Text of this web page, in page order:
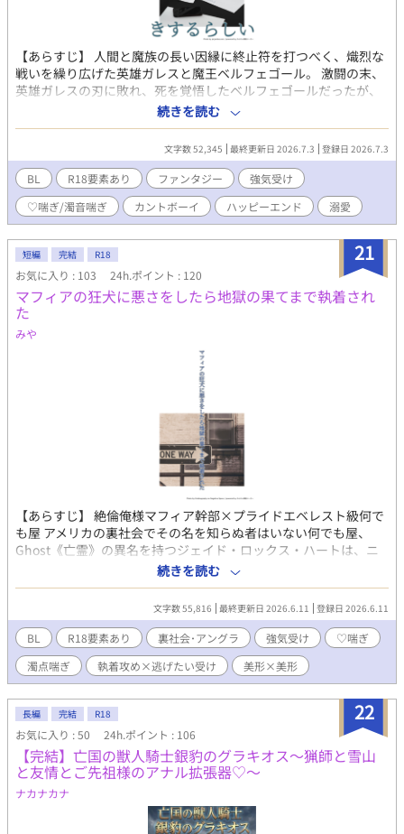
【あらすじ】 人間と魔族の長い因縁に終止符を打つべく、熾烈な
戦いを繰り広げた英雄ガレスと魔王ベルフェゴール。 激闘の末、
英雄ガレスの刃に敗れ、死を覚悟したベルフェゴールだったが、
目が覚めると、S級ソードマスターを引退したガレスに、元英雄が
突きつけたのは驚愕の処遇だった。 「元魔王のベルフェゴール、
いや、ベル。 お前には、俺が経営する冒険者ギルドの受付とし
て、生涯タダ働きしてもらう。」 「……は？」 －－－－－－⚠️注
意⚠️－－－－－－ ※18歳未満の方は閲覧をお控えください。 ※本
作はがっつりR-18表現があります。 カント、潮吹き、♡喘ぎ、
濁点喘ぎ、結腸(？)責め ※最後の方に少しだけ攻めが寿命で亡く
なる描写がありますのでご注意ください
続きを読む
文字数 52,345 最終更新日 2026.7.3 登録日 2026.7.3
BL R18要素あり ファンタジー
強気受け
♡喘ぎ/濁音喘ぎ
カントボーイ ハッピーエンド 溺愛
21
短編 完結 R18
お気に入り : 103 24h.ポイント : 120
マフィアの狂犬に悪さをしたら地獄の果てまで執着され
た
みや
【あらすじ】 絶倫俺様マフィア幹部×プライドエベレスト級何で
も屋 アメリカの裏社会でその名を知らぬ者はいない何でも屋、
Ghost《亡霊》の異名を持つジェイド・ロックス・ハートは、ニ
ューヨーク最大のマフィア組織、ブラッグウッドファミリーか
ら、3億ドルの裏金と極秘データを奪い去った。その後ジェイド
は、リゾート地で優雅なバカンスを満喫していたが、その平穏は
一人の男によって打ち砕かれる。 男の名は、テオ・ブラッグウッ
ド。 ブラッグウッドファミリーの次期ボス候補にして、『狂犬』
の異名で恐れられる危険人物だった。ジェイドはテオに拉致さ
れ、アジトに軟禁されてしまう。 そこで突きつけられた条件はた
だ一つ。 ――死にたくなければ、組織から奪ったものを取り返
せ。 果たしてジェイドは生き延びることができるのか。それと
も､狂犬に喰い尽くされてしまうのか。 －－－－－⚠️注意⚠️－－
－－－ ※本作はがっつりR-18表現があります。 とにかくエロ多め
です。潮吹き、♡喘ぎ、濁点喘ぎ、汚喘ぎ注意です。 18歳未満の
方は閲覧をお控えください。 ※裏社会特有の暴力・殺人表現あり
※受けとモブの性的な絡みや行為を匂わせる過去の背景描写、未
遂、事後表現等が含まれます。 ※受けと攻めが幼少期に虐待され
ていた表現があります。苦手な方はご注意ください
続きを読む
文字数 55,816 最終更新日 2026.6.11 登録日 2026.6.11
BL R18要素あり 裏社会･アングラ 強気受け
♡喘ぎ
濁点喘ぎ
執着攻め×逃げたい受け 美形×美形
22
長編 完結 R18
お気に入り : 50 24h.ポイント : 106
【完結】亡国の獣人騎士銀豹のグラキオス〜猟師と雪山
と友情とご先祖様のアナル拡張器♡〜
ナカナカナ